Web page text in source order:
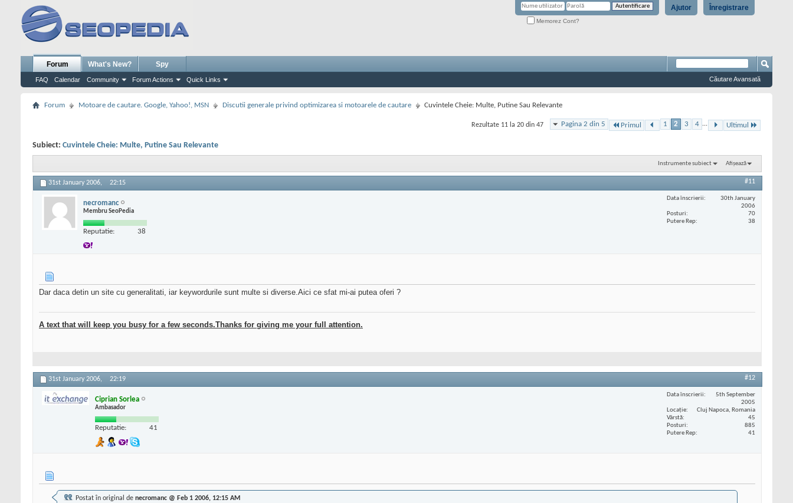
Înregistrare
Ajutor
Memorez Cont?
Forum
FAQ Calendar Community Forum Actions Quick Links
What's New? Spy
Căutare Avansată
Forum Motoare de cautare. Google, Yahoo!, MSN Discutii generale privind optimizarea si motoarele de cautare Cuvintele Cheie: Multe, Putine Sau Relevante
Pagina 2 din 5 Primul 1 2 3 4 ... Ultimul
Rezultate 11 la 20 din 47
Subiect: Cuvintele Cheie: Multe, Putine Sau Relevante
Instrumente subiect Afișează
31st January 2006, 22:15 #11
necromanc
Membru SeoPedia
Reputatie: 38
Data înscrierii
30th January
2006
Posturi
70
Putere Rep
38
Dar daca detin un site cu generalitati, iar keywordurile sunt multe si diverse.Aici ce sfat mi-ai putea oferi ?
A text that will keep you busy for a few seconds.Thanks for giving me your full attention.
31st January 2006, 22:19 #12
Ciprian Sorlea
Ambasador
Reputatie: 41
Data înscrierii
5th September
2005
Locaţie
Cluj Napoca, Romania
Vârstă
45
Posturi
885
Putere Rep
41
Postat în original de necromanc @ Feb 1 2006, 12:15 AM